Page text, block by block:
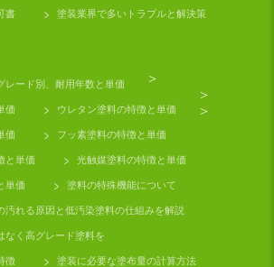
書 塗装業界で多いトラブルと解決策
レード別、耐用年数と単価
価 ウレタン塗料の特徴と単価
価 フッ素塗料の特徴と単価
と単価 光触媒塗料の特徴と単価
単価 塗料の特殊機能について
汚れる原因と低汚染塗料の仕組みを解説
なく高グレード塗料を
徴 塗装に必要な塗布量の計算方法
>
>
>